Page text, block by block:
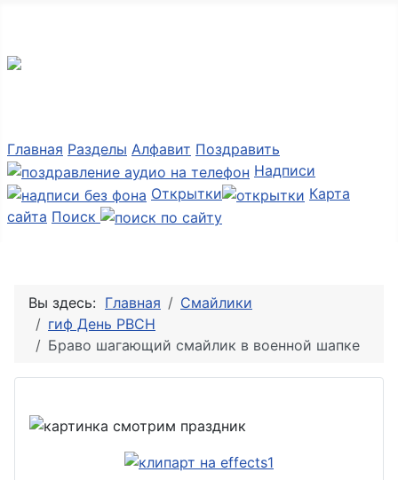
Главная Разделы Алфавит Поздравить
Надписи
Открытки
Карта
сайта Поиск
Вы здесь: Главная
Смайлики
гиф День РВСН
Браво шагающий смайлик в военной шапке